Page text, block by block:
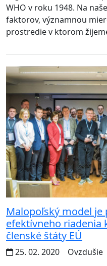
WHO v roku 1948. Na
faktorov, významnou
prostredie v ktorom
Malopoľský model je
efektívneho riadenia
členské štáty EÚ
25. 02. 2020
Ovzdušie